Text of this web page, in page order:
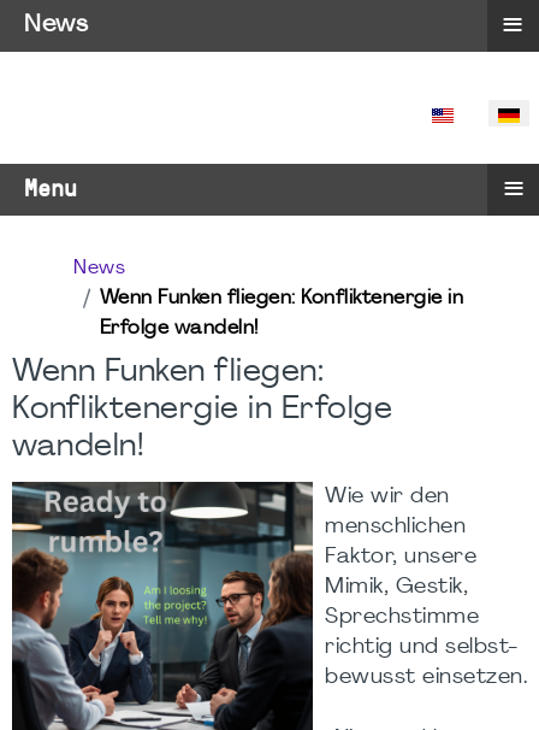
SPRACHE
Menu ≡
News
Wenn Funken fliegen: Konfliktenergie in
Erfolge wandeln!
Wenn Funken fliegen:
Konfliktenergie in Erfolge
wandeln!
Wie wir den
menschlichen
Faktor, unsere
Mimik, Gestik,
Sprechstimme
richtig und selbst-
bewusst einsetzen.
News ≡